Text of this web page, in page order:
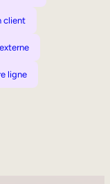
client
ligne